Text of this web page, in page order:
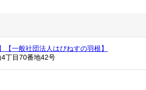
【一般社団法人はぴねすの羽根】
丁目70番地42号